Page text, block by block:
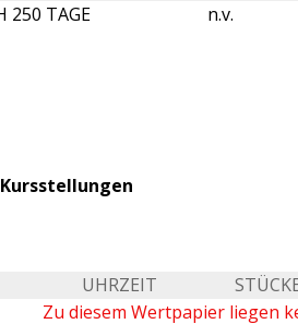
250 TAGE
n.v.
UHRZEIT
Zu diesem Wertpapier liegen